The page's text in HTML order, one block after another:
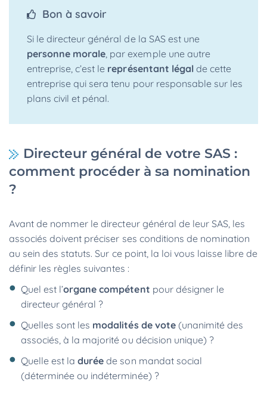
Bon à savoir
Si le directeur général de la SAS est une
personne morale, par exemple une autre
entreprise, c’est le représentant légal de cette
entreprise qui sera tenu pour responsable sur les
plans civil et pénal.
Directeur général de votre SAS :
comment procéder à sa nomination
?
Avant de nommer le directeur général de leur SAS, les
associés doivent préciser ses conditions de nomination
au sein des statuts. Sur ce point, la loi vous laisse libre de
définir les règles suivantes :
Quel est l’organe compétent pour désigner le
directeur général ?
Quelles sont les modalités de vote(unanimité des
associés, à la majorité ou décision unique) ?
Quelle est laduréede son mandat social
(déterminée ou indéterminée) ?